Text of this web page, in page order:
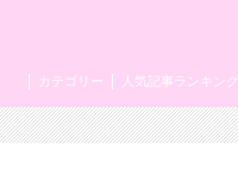
人気記事ランキング
カテゴリー